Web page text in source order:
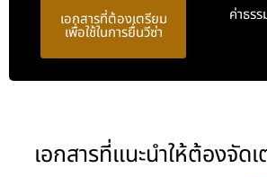
เอกสารที่ต้องเตรียม
เพื่อใช้ในการยื่นวีซ่า
ค่าธร
เอกสารที่แนะนำให้ต้องจัด